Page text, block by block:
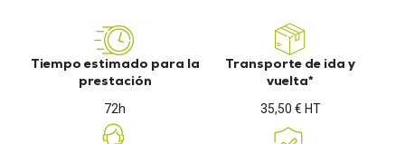
Tiempo estimado para la
prestación
72h
Transporte de ida y
vuelta*
35,50 € HT